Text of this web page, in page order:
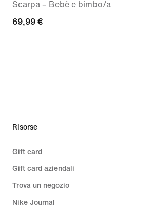
Scarpa – Bebè e bimbo/a
69,99
69,99 €
Risorse
Gift card
Gift card aziendali
Trova un negozio
Nike Journal